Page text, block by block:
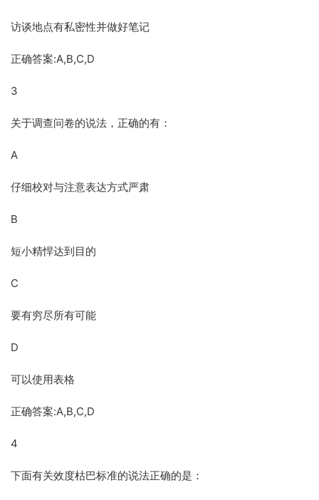
访谈地点有私密性并做好笔记
正确答案:A,B,C,D
3
关于调查问卷的说法，正确的有：
A
仔细校对与注意表达方式严肃
B
短小精悍达到目的
C
要有穷尽所有可能
D
可以使用表格
正确答案:A,B,C,D
4
下面有关效度枯巴标准的说法正确的是：